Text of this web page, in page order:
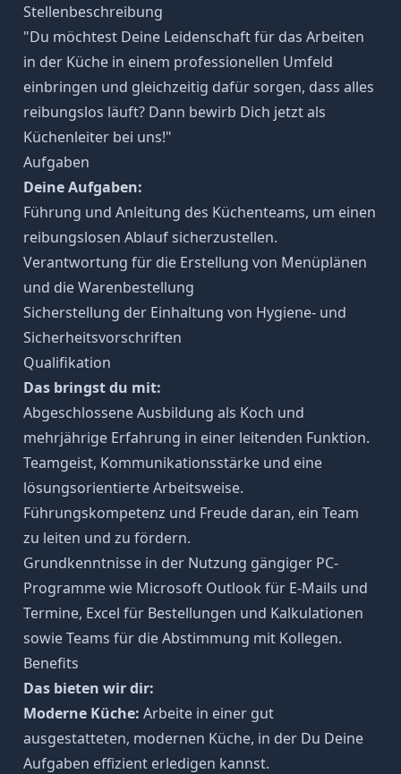
Stellenbeschreibung
"Du möchtest Deine Leidenschaft für das Arbeiten
in der Küche in einem professionellen Umfeld
einbringen und gleichzeitig dafür sorgen, dass alles
reibungslos läuft? Dann bewirb Dich jetzt als
Küchenleiter bei uns!"
Aufgaben
Deine Aufgaben:
Führung und Anleitung des Küchenteams, um einen
reibungslosen Ablauf sicherzustellen.
Verantwortung für die Erstellung von Menüplänen
und die Warenbestellung
Sicherstellung der Einhaltung von Hygiene- und
Sicherheitsvorschriften
Qualifikation
Das bringst du mit:
Abgeschlossene Ausbildung als Koch und
mehrjährige Erfahrung in einer leitenden Funktion.
Teamgeist, Kommunikationsstärke und eine
lösungsorientierte Arbeitsweise.
Führungskompetenz und Freude daran, ein Team
zu leiten und zu fördern.
Grundkenntnisse in der Nutzung gängiger PC-
Programme wie Microsoft Outlook für E-Mails und
Termine, Excel für Bestellungen und Kalkulationen
sowie Teams für die Abstimmung mit Kollegen.
Benefits
Das bieten wir dir:
Moderne Küche: Arbeite in einer gut
ausgestatteten, modernen Küche, in der Du Deine
Aufgaben effizient erledigen kannst.